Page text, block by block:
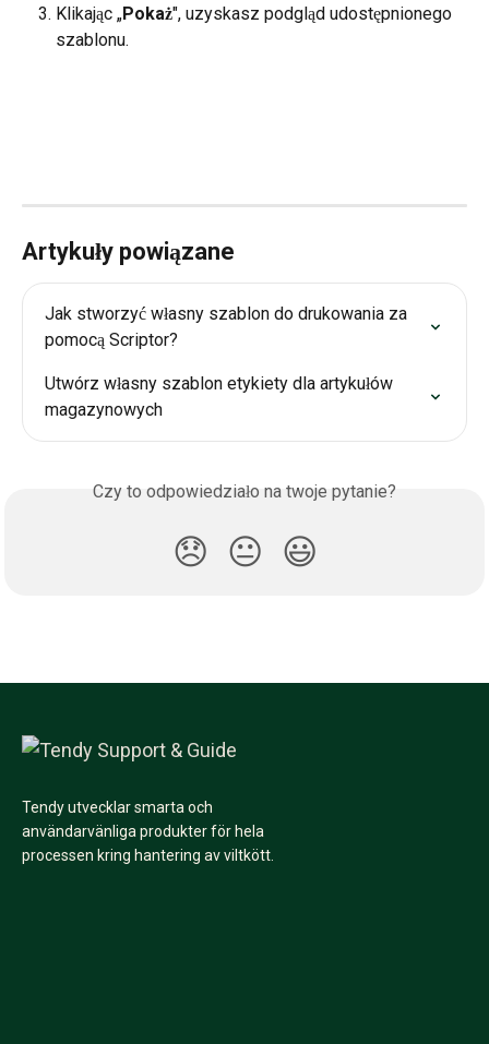
Klikając „Pokaż", uzyskasz podgląd udostępnionego
szablonu.
Artykuły powiązane
Jak stworzyć własny szablon do drukowania za
pomocą Scriptor?
Utwórz własny szablon etykiety dla artykułów
magazynowych
Czy to odpowiedziało na twoje pytanie?
😞 😐 😃
Tendy utvecklar smarta och
användarvänliga produkter för hela
processen kring hantering av viltkött.